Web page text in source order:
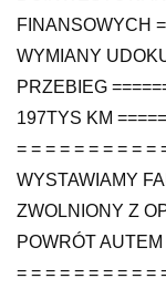
FINANSOWYCH
WYMIANY
PRZEBIEG
197TYS KM
= = = = = = = = = =
WYSTAWIAMY
ZWOLNIONY Z
POWRÓT
= = = = = = = = = =